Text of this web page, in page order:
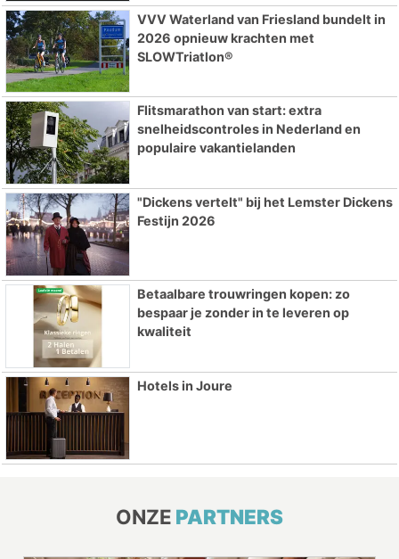
VVV Waterland van Friesland bundelt in
2026 opnieuw krachten met
SLOWTriatlon®
Flitsmarathon van start: extra
snelheidscontroles in Nederland en
populaire vakantielanden
"Dickens vertelt" bij het Lemster Dickens
Festijn 2026
Betaalbare trouwringen kopen: zo
bespaar je zonder in te leveren op
kwaliteit
Hotels in Joure
ONZE PARTNERS